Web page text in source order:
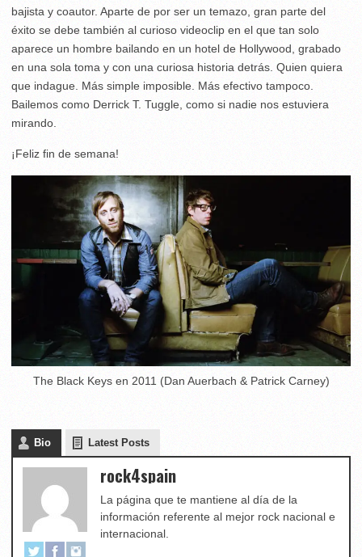
bajista y coautor. Aparte de por ser un temazo, gran parte del
éxito se debe también al curioso videoclip en el que tan solo
aparece un hombre bailando en un hotel de Hollywood, grabado
en una sola toma y con una curiosa historia detrás. Quien quiera
que indague. Más simple imposible. Más efectivo tampoco.
Bailemos como Derrick T. Tuggle, como si nadie nos estuviera
mirando.
¡Feliz fin de semana!
The Black Keys en 2011 (Dan Auerbach & Patrick Carney)
Bio Latest Posts
rock4spain
La página que te mantiene al día de la
información referente al mejor rock nacional e
internacional.